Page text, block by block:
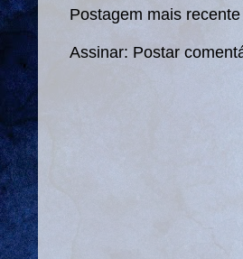
Postagem mais recente
Assinar: Postar